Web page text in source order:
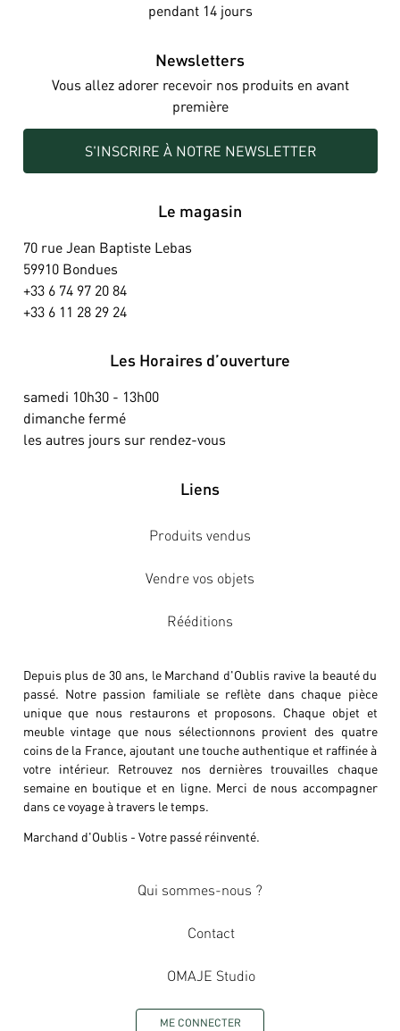
pendant 14 jours
Newsletters
Vous allez adorer recevoir nos produits en avant
première
S'INSCRIRE À NOTRE NEWSLETTER
Le magasin
70 rue Jean Baptiste Lebas
59910 Bondues
+33 6 74 97 20 84
+33 6 11 28 29 24
Les Horaires d’ouverture
samedi 10h30 - 13h00
dimanche fermé
les autres jours sur rendez-vous
Liens
Produits vendus
Vendre vos objets
Rééditions
Depuis plus de 30 ans, le Marchand d'Oublis ravive la beauté du
passé. Notre passion familiale se reflète dans chaque pièce
unique que nous restaurons et proposons. Chaque objet et
meuble vintage que nous sélectionnons provient des quatre
coins de la France, ajoutant une touche authentique et raffinée à
votre intérieur. Retrouvez nos dernières trouvailles chaque
semaine en boutique et en ligne. Merci de nous accompagner
dans ce voyage à travers le temps.
Marchand d'Oublis - Votre passé réinventé.
Qui sommes-nous ?
Contact
OMAJE Studio
ME CONNECTER